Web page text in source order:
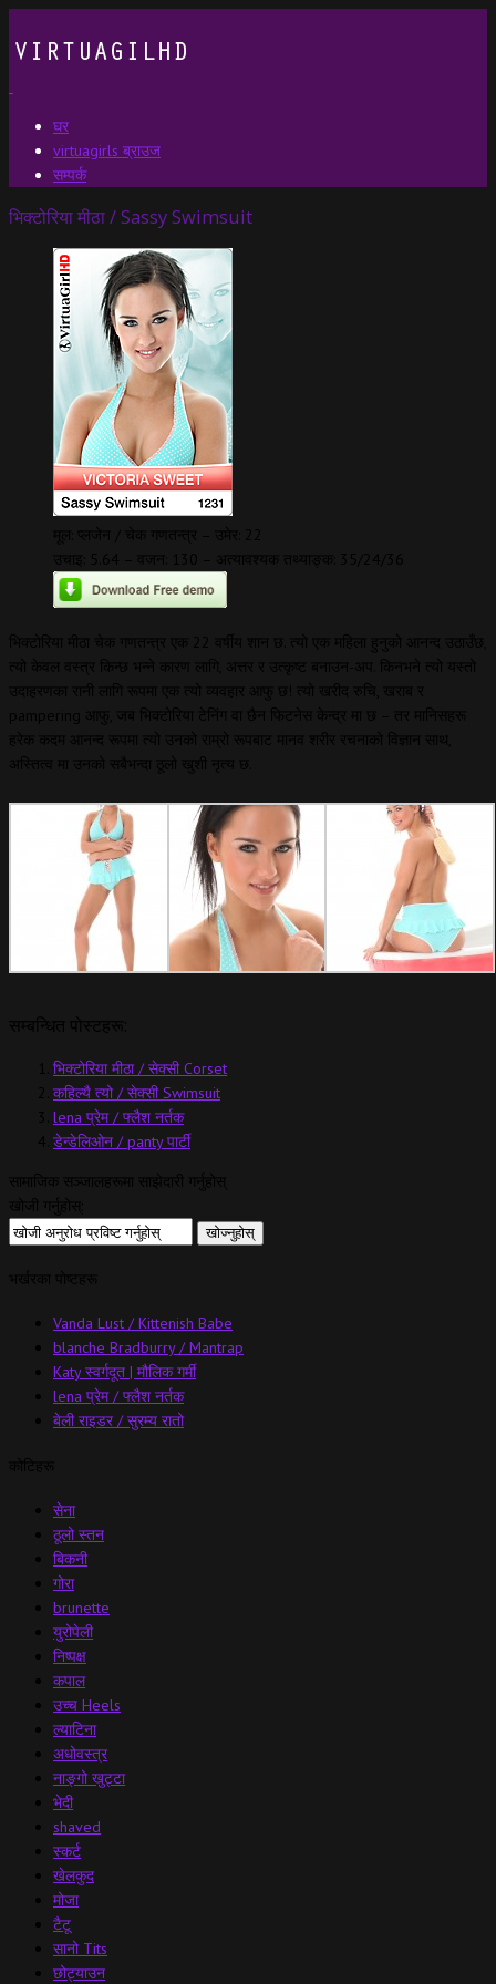
घर
virtuagirls ब्राउज
सम्पर्क
भिक्टोरिया मीठा / Sassy Swimsuit
भिक्टोरिया मीठा / सेक्सी Corset
कहिल्यै त्यो / सेक्सी Swimsuit
lena प्रेम / फ्लैश नर्तक
डेन्डेलिओन / panty पार्टी
Vanda Lust / Kittenish Babe
blanche Bradburry / Mantrap
Katy स्वर्गदूत | मौलिक गर्मी
lena प्रेम / फ्लैश नर्तक
बेली राइडर / सुरम्य रातो
सेना
ठूलो स्तन
बिकनी
गोरा
brunette
युरोपेली
निष्पक्ष
कपाल
उच्च Heels
ल्याटिना
अधोवस्त्र
नाङ्गो खुट्टा
भेदी
shaved
स्कर्ट
खेलकुद
मोजा
टैटू
सानो Tits
छोट्याउन